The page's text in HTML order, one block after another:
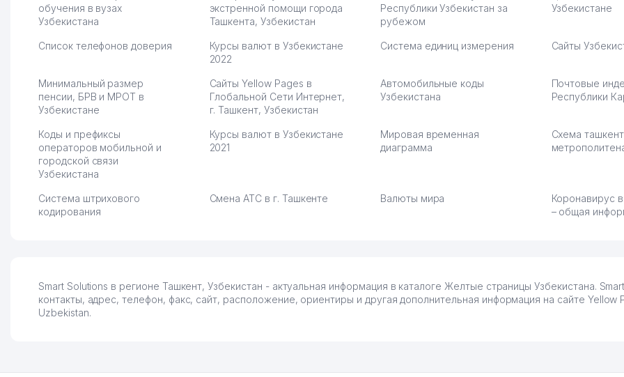
обучения в вузах
Узбекистана
экстренной помощи города
Ташкента, Узбекистан
Республики Узбекистан за
рубежом
Узбекистане
Список телефонов доверия
Курсы валют в Узбекистане
2022
Система единиц измерения Сайты
Минимальный размер
пенсии, БРВ и МРОТ в
Узбекистане
Сайты Yellow Pages в
Глобальной Сети Интернет,
г. Ташкент, Узбекистан
Автомобильные коды
Узбекистана
Почтовые
Республики
Коды и префиксы
операторов мобильной и
городской связи
Узбекистана
Курсы валют в Узбекистане
2021
Мировая временная
диаграмма
Схема
Система штрихового
кодирования
Смена АТС в г. Ташкенте Валюты мира
Коронавирус
– общая
Smart Solutions в регионе Ташкент, Узбекистан - актуальная информация в каталоге Желтые страницы Узбекистана.
контакты, адрес, телефон, факс, сайт, расположение, ориентиры и другая дополнительная информация на сайте Yellow
Uzbekistan.